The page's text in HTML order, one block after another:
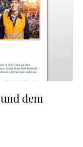
dem